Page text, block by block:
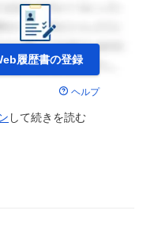
履歴書の登録
ヘルプ
して続きを読む